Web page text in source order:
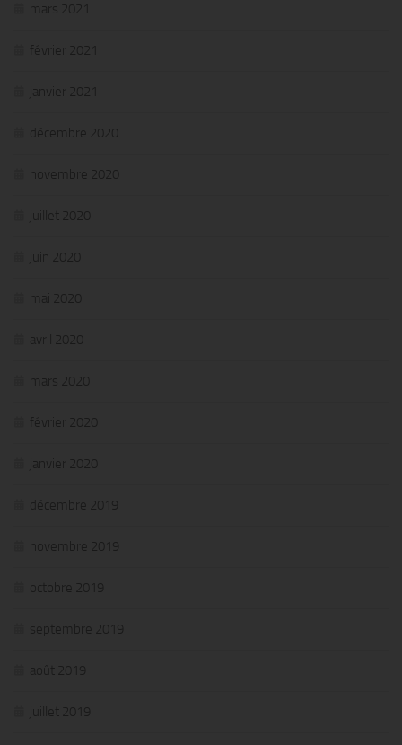
mars 2021
février 2021
janvier 2021
décembre 2020
novembre 2020
juillet 2020
juin 2020
mai 2020
avril 2020
mars 2020
février 2020
janvier 2020
décembre 2019
novembre 2019
octobre 2019
septembre 2019
août 2019
juillet 2019